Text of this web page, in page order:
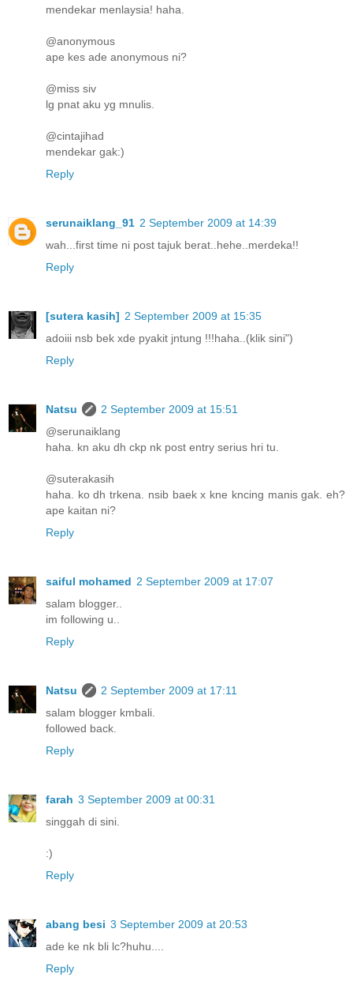
mendekar menlaysia! haha.
@anonymous
ape kes ade anonymous ni?
@miss siv
lg pnat aku yg mnulis.
@cintajihad
mendekar gak:)
Reply
serunaiklang_91 2 September 2009 at 14:39
wah...first time ni post tajuk berat..hehe..merdeka!!
Reply
[sutera kasih] 2 September 2009 at 15:35
adoiii nsb bek xde pyakit jntung !!!haha..(klik sini")
Reply
Natsu
2 September 2009 at 15:51
@serunaiklang
haha. kn aku dh ckp nk post entry serius hri tu.
@suterakasih
haha. ko dh trkena. nsib baek x kne kncing manis gak. eh?
ape kaitan ni?
Reply
saiful mohamed 2 September 2009 at 17:07
salam blogger..
im following u..
Reply
Natsu
2 September 2009 at 17:11
salam blogger kmbali.
followed back.
Reply
farah 3 September 2009 at 00:31
singgah di sini.
:)
Reply
abang besi 3 September 2009 at 20:53
ade ke nk bli lc?huhu....
Reply